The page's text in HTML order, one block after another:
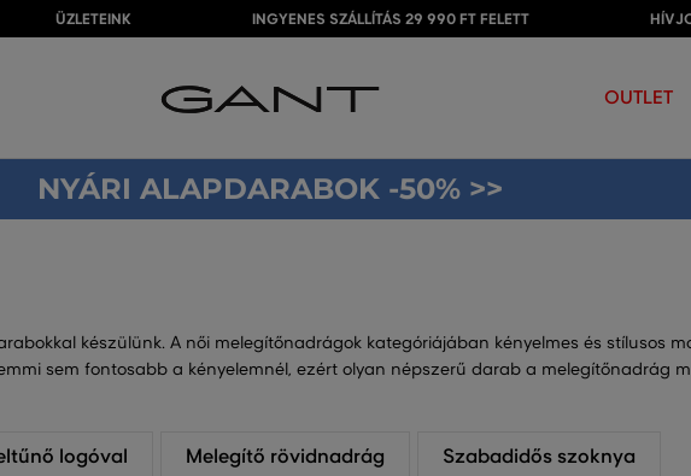
ÜZLETEINK INGYENES SZÁLLÍTÁS 29 990 FT FELETT
OUTLET
NYÁRI ALAPDARABOK -50% >>
készülünk. A női melegítőnadrágok kategóriájában kényelmes és stílusos
sem fontosabb a kényelemnél, ezért olyan népszerű darab a melegítőnadrág
logóval Melegítő rövidnadrág Szabadidős szoknya